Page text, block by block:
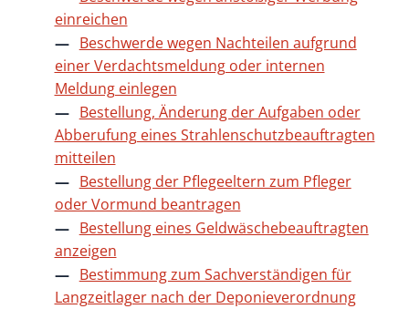
einreichen
Beschwerde wegen Nachteilen aufgrund
einer Verdachtsmeldung oder internen
Meldung einlegen
Bestellung, Änderung der Aufgaben oder
Abberufung eines Strahlenschutzbeauftragten
mitteilen
Bestellung der Pflegeeltern zum Pfleger
oder Vormund beantragen
Bestellung eines Geldwäschebeauftragten
anzeigen
Bestimmung zum Sachverständigen für
Langzeitlager nach der Deponieverordnung